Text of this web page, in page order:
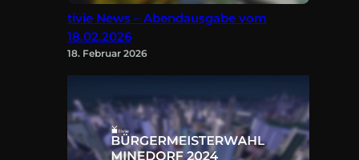
tivie News – Abendausgabe vom
18.02.2026
18. Februar 2026